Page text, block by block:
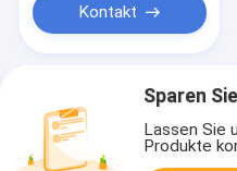
Kontakt
Sparen
Lassen Sie
Produkte